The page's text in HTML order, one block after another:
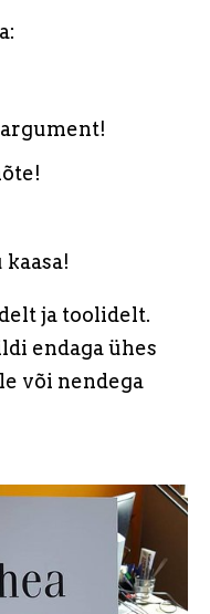
ja toolidelt.
endaga ühes
või nendega